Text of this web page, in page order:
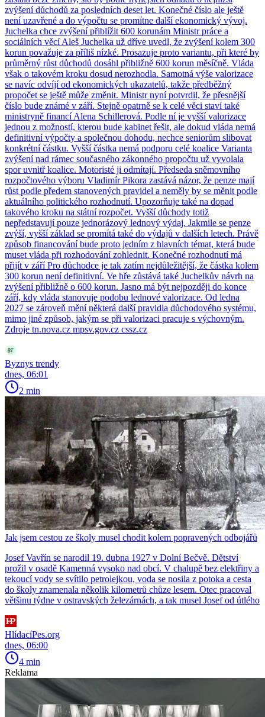
zvýšení důchodů za posledních deset let. Konečné číslo ale ještě
není uzavřené a do výpočtu se promítne další ekonomický vývoj.
Juchelka chce zvýšení přiblížit 600 korunám Ministr práce a
sociálních věcí Aleš Juchelka už dříve uvedl, že zvýšení kolem 300
korun považuje za příliš nízké. Prosazuje proto variantu, při které by
průměrný růst důchodů dosáhl přibližně 600 korun měsíčně. Vláda
však o takovém kroku dosud nerozhodla. Samotná výše valorizace
se navíc odvíjí od ekonomických ukazatelů, takže předběžný
propočet se ještě může změnit. Ministr nyní potvrdil, že přesnější
číslo bude známé v září. Stejně opatrně se k celé věci staví také
ministryně financí Alena Schillerová. Podle ní je vyšší valorizace
jednou z možností, kterou bude kabinet řešit, ale dokud vláda nemá
definitivní výpočty a společnou dohodu, nechce seniorům slibovat
konkrétní částku. Vyšší částka nemá podporu celé koalice Varianta
zvýšení nad rámec současného zákonného propočtu už vyvolala
spor uvnitř koalice. Motoristé ji odmítají. Předseda sněmovního
rozpočtového výboru Vladimír Pikora zastává názor, že penze mají
růst podle předem stanovených pravidel a neměly by se měnit podle
aktuálního politického rozhodnutí. Upozorňuje také na dopad
takového kroku na státní rozpočet. Vyšší důchody totiž
nepředstavují pouze jednorázový lednový výdaj. Jakmile se penze
zvýší, vyšší základ se promítá také do výdajů v dalších letech. Právě
způsob financování bude proto jedním z hlavních témat, která bude
muset vláda při rozhodování zohlednit. Konečné rozhodnutí má
přijít v září Pro důchodce je tak zatím nejdůležitější, že částka kolem
300 korun není definitivní. Ve hře zůstává také Juchelkův návrh na
zvýšení přibližně o 600 korun. Jasno má být nejpozději do konce
září, kdy vláda stanovuje podobu lednové valorizace. Od ledna
2027 se zároveň mění některá další pravidla důchodového systému,
mimo jiné způsob, jakým se při valorizaci pracuje s výchovným.
Zdroje tn.nova.cz mpsv.gov.cz cssz.cz
Byznys trendy
dnes, 06:01
2 min
Jak jsem cestou ze školy musel chodit kolem popravených odbojářů
Josef Vavřín se narodil 19. dubna 1927 v Dolní Bečvě. Dětství
prožil v osadě Kamenná vysoko nad obcí. V chalupě bez elektřiny a
tekoucí vody se svítilo petrolejkou, voda se nosila z potoka a cesta
do školy znamenala několik kilometrů chůze lesem. Otec pracoval
většinu týdne v ostravských železárnách, a tak musel Josef od útlého
HlídacíPes.org
dnes, 06:00
4 min
Reklama